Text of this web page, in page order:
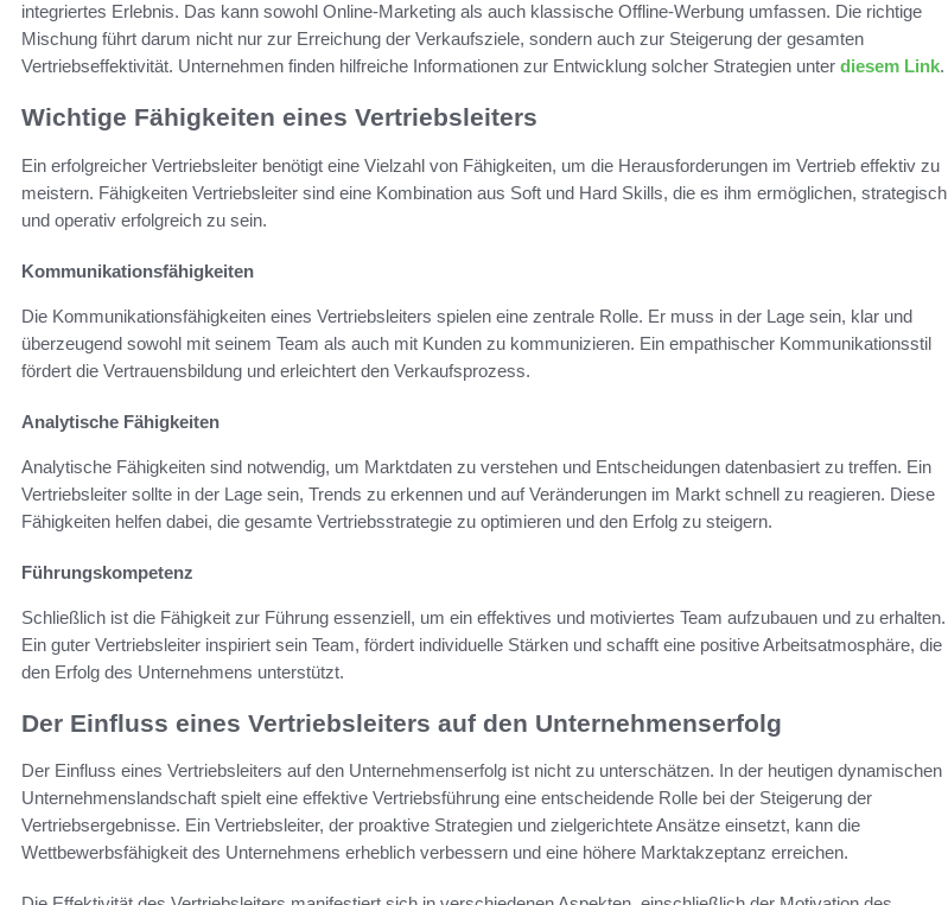
integriertes Erlebnis. Das kann sowohl Online-Marketing als auch klassische Offline-Werbung umfassen. Die richtige
Mischung führt darum nicht nur zur Erreichung der Verkaufsziele, sondern auch zur Steigerung der gesamten
Vertriebseffektivität. Unternehmen finden hilfreiche Informationen zur Entwicklung solcher Strategien unter diesem Link.
Wichtige Fähigkeiten eines Vertriebsleiters
Ein erfolgreicher Vertriebsleiter benötigt eine Vielzahl von Fähigkeiten, um die Herausforderungen im Vertrieb effektiv zu
meistern. Fähigkeiten Vertriebsleiter sind eine Kombination aus Soft und Hard Skills, die es ihm ermöglichen, strategisch
und operativ erfolgreich zu sein.
Kommunikationsfähigkeiten
Die Kommunikationsfähigkeiten eines Vertriebsleiters spielen eine zentrale Rolle. Er muss in der Lage sein, klar und
überzeugend sowohl mit seinem Team als auch mit Kunden zu kommunizieren. Ein empathischer Kommunikationsstil
fördert die Vertrauensbildung und erleichtert den Verkaufsprozess.
Analytische Fähigkeiten
Analytische Fähigkeiten sind notwendig, um Marktdaten zu verstehen und Entscheidungen datenbasiert zu treffen. Ein
Vertriebsleiter sollte in der Lage sein, Trends zu erkennen und auf Veränderungen im Markt schnell zu reagieren. Diese
Fähigkeiten helfen dabei, die gesamte Vertriebsstrategie zu optimieren und den Erfolg zu steigern.
Führungskompetenz
Schließlich ist die Fähigkeit zur Führung essenziell, um ein effektives und motiviertes Team aufzubauen und zu erhalten.
Ein guter Vertriebsleiter inspiriert sein Team, fördert individuelle Stärken und schafft eine positive Arbeitsatmosphäre, die
den Erfolg des Unternehmens unterstützt.
Der Einfluss eines Vertriebsleiters auf den Unternehmenserfolg
Der Einfluss eines Vertriebsleiters auf den Unternehmenserfolg ist nicht zu unterschätzen. In der heutigen dynamischen
Unternehmenslandschaft spielt eine effektive Vertriebsführung eine entscheidende Rolle bei der Steigerung der
Vertriebsergebnisse. Ein Vertriebsleiter, der proaktive Strategien und zielgerichtete Ansätze einsetzt, kann die
Wettbewerbsfähigkeit des Unternehmens erheblich verbessern und eine höhere Marktakzeptanz erreichen.